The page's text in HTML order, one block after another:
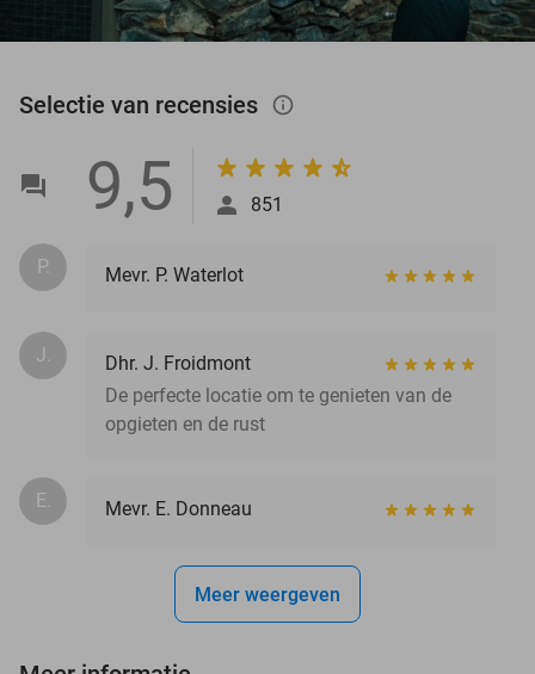
Selectie van recensies info_outlined
9,5 851
P. Mevr. P. Waterlot
J.
Dhr. J. Froidmont
De perfecte locatie om te genieten van de
opgieten en de rust
E. Mevr. E. Donneau
Meer weergeven